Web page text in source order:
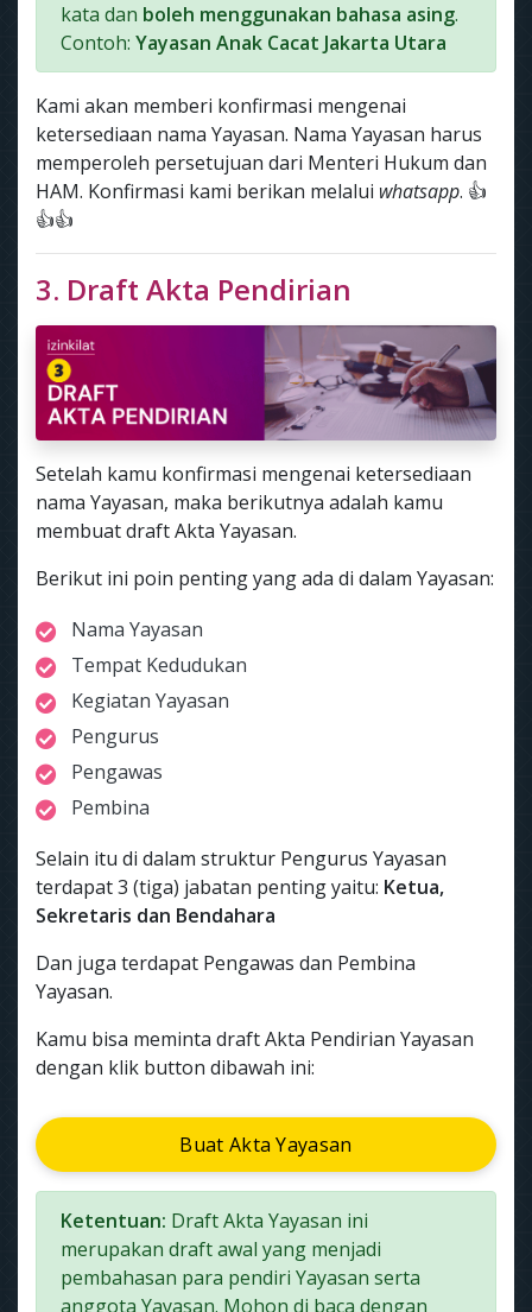
kata dan boleh menggunakan bahasa asing.
Contoh: Yayasan Anak Cacat Jakarta Utara
Kami akan memberi konfirmasi mengenai
ketersediaan nama Yayasan. Nama Yayasan harus
memperoleh persetujuan dari Menteri Hukum dan
HAM. Konfirmasi kami berikan melalui whatsapp. 👍
👍👍
3. Draft Akta Pendirian
Setelah kamu konfirmasi mengenai ketersediaan
nama Yayasan, maka berikutnya adalah kamu
membuat draft Akta Yayasan.
Berikut ini poin penting yang ada di dalam Yayasan:
Nama Yayasan
Tempat Kedudukan
Kegiatan Yayasan
Pengurus
Pengawas
Pembina
Selain itu di dalam struktur Pengurus Yayasan
terdapat 3 (tiga) jabatan penting yaitu: Ketua,
Sekretaris dan Bendahara
Dan juga terdapat Pengawas dan Pembina
Yayasan.
Kamu bisa meminta draft Akta Pendirian Yayasan
dengan klik button dibawah ini:
Buat Akta Yayasan
Ketentuan: Draft Akta Yayasan ini
merupakan draft awal yang menjadi
pembahasan para pendiri Yayasan serta
anggota Yayasan. Mohon di baca dengan